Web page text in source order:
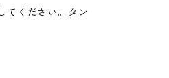
てください。タン